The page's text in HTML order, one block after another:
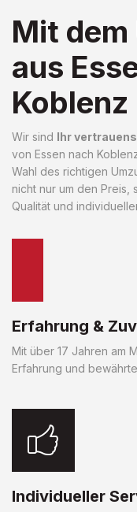
Mit
aus
Koblenz
Wir sind Ihr
von Essen nach
Wahl des richtigen
nicht nur um den Preis,
Qualität und
Erfahrung &
Mit über 17 Jahren am
Erfahrung und
Individueller